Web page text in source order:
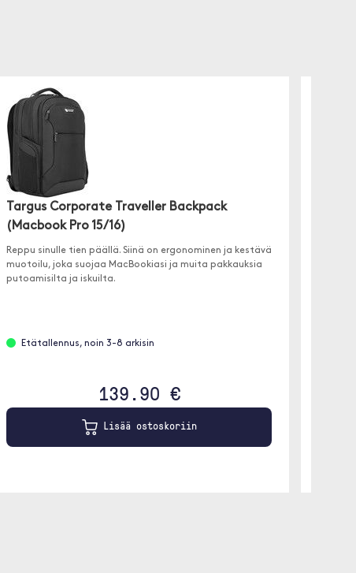
Targus Corporate Traveller Backpack
(Macbook Pro 15/16)
Reppu sinulle tien päällä. Siinä on ergonominen ja kestävä
muotoilu, joka suojaa MacBookiasi ja muita pakkauksia
putoamisilta ja iskuilta.
Etätallennus, noin 3-8 arkisin
139.90 €
Lisää ostoskoriin